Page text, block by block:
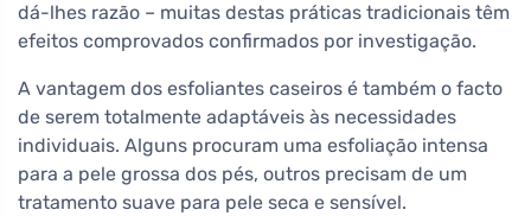
dá-lhes razão – muitas destas práticas tradicionais têm
efeitos comprovados confirmados por investigação.
A vantagem dos esfoliantes caseiros é também o facto
de serem totalmente adaptáveis às necessidades
individuais. Alguns procuram uma esfoliação intensa
para a pele grossa dos pés, outros precisam de um
tratamento suave para pele seca e sensível.